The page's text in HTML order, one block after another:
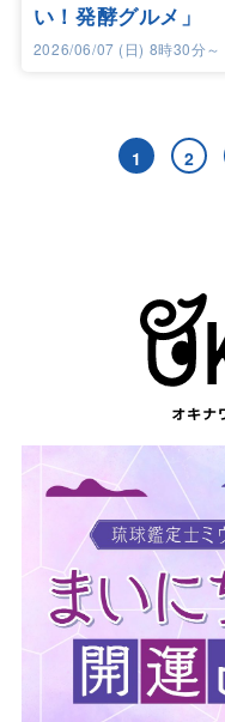
い！発酵グルメ」
2026/06/07 (日) 8時30分～
1 2